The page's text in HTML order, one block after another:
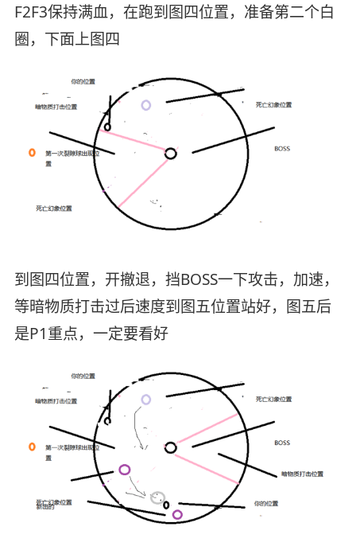
F2F3保持满血，在跑到图四位置，准备第二个白
圈，下面上图四
到图四位置，开撤退，挡BOSS一下攻击，加速，
等暗物质打击过后速度到图五位置站好，图五后
是P1重点，一定要看好